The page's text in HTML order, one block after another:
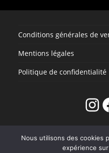
Conditions générales de
Mentions légales
Politique de confidentialité
Nous utilisons des cookies
expérience